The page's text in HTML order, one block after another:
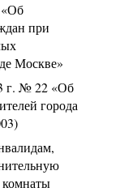
«Об
при
Москве»
г. № 22 «Об
города